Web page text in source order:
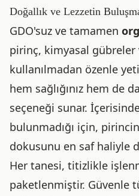
Doğallık ve Lezzetin
GDO'suz ve tamamen
pirinç, kimyasal
kullanılmadan özenle
hem sağlığınız hem de
seçeneği sunar.
bulunmadığı için,
dokusunu en saf haliyle
Her tanesi, titizlikle
paketlenmiştir. Güvenle